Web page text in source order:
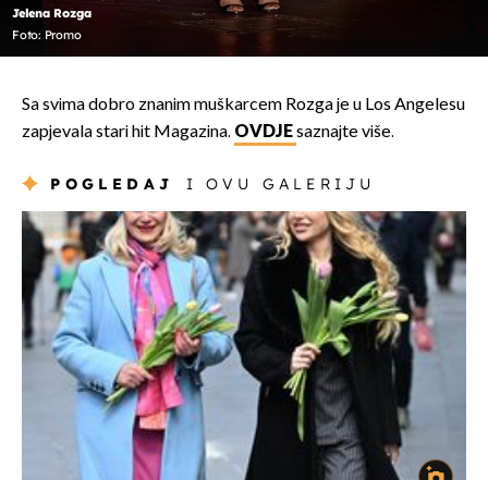
Jelena Rozga
Foto: Promo
Sa svima dobro znanim muškarcem Rozga je u Los Angelesu
zapjevala stari hit Magazina. OVDJEsaznajte više.
POGLEDAJ I OVU GALERIJU